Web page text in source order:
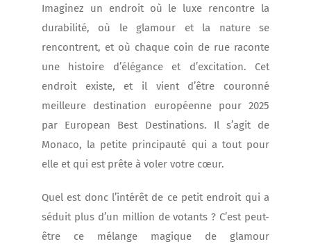
Imaginez un endroit où le luxe rencontre la
durabilité, où le glamour et la nature se
rencontrent, et où chaque coin de rue raconte
une histoire d’élégance et d’excitation. Cet
endroit existe, et il vient d’être couronné
meilleure destination européenne pour 2025
par European Best Destinations. Il s’agit de
Monaco, la petite principauté qui a tout pour
elle et qui est prête à voler votre cœur.
Quel est donc l’intérêt de ce petit endroit qui a
séduit plus d’un million de votants ? C’est peut-
être ce mélange magique de glamour